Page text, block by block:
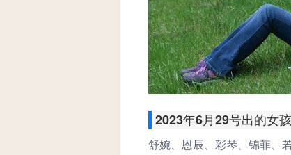
2023年6月29号出的女
舒婉、恩辰、彩琴、锦菲、